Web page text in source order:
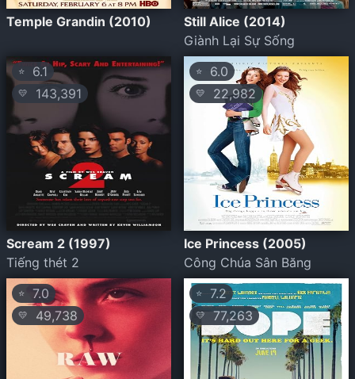
Temple Grandin (2010)
Still Alice (2014)
Giành Lại Sự Sống
⭐ 6.1
💛 143,391
Scream 2 (1997)
Tiếng thét 2
⭐ 6.0
💛 22,982
Ice Princess (2005)
Công Chúa Sân Băng
⭐ 7.0
💛 49,738
⭐ 7.2
💛 77,263